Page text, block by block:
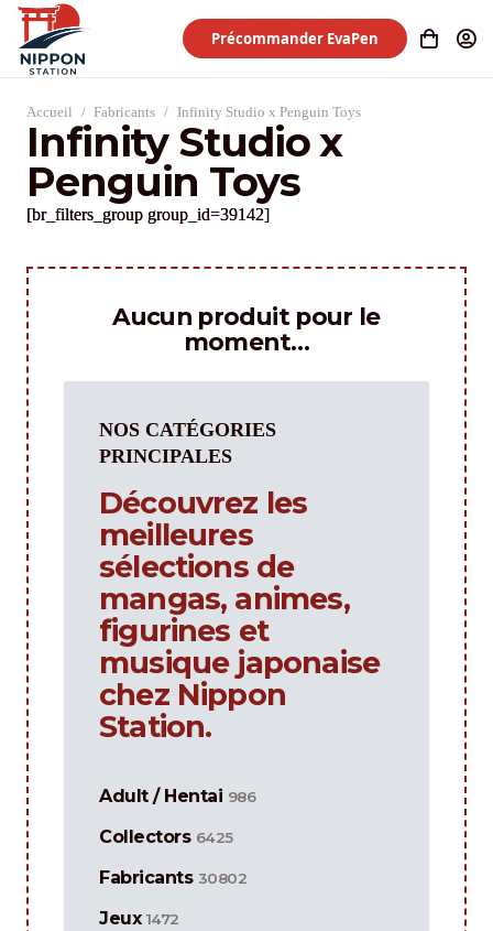
Précommander EvaPen
Accueil / Fabricants / Infinity Studio x Penguin Toys
Infinity Studio x
Penguin Toys
[br_filters_group group_id=39142]
Aucun produit pour le
moment…
NOS CATÉGORIES
PRINCIPALES
Découvrez les
meilleures
sélections de
mangas, animes,
figurines et
musique japonaise
chez Nippon
Station.
Adult / Hentai 986
Collectors 6425
Fabricants 30802
Jeux 1472